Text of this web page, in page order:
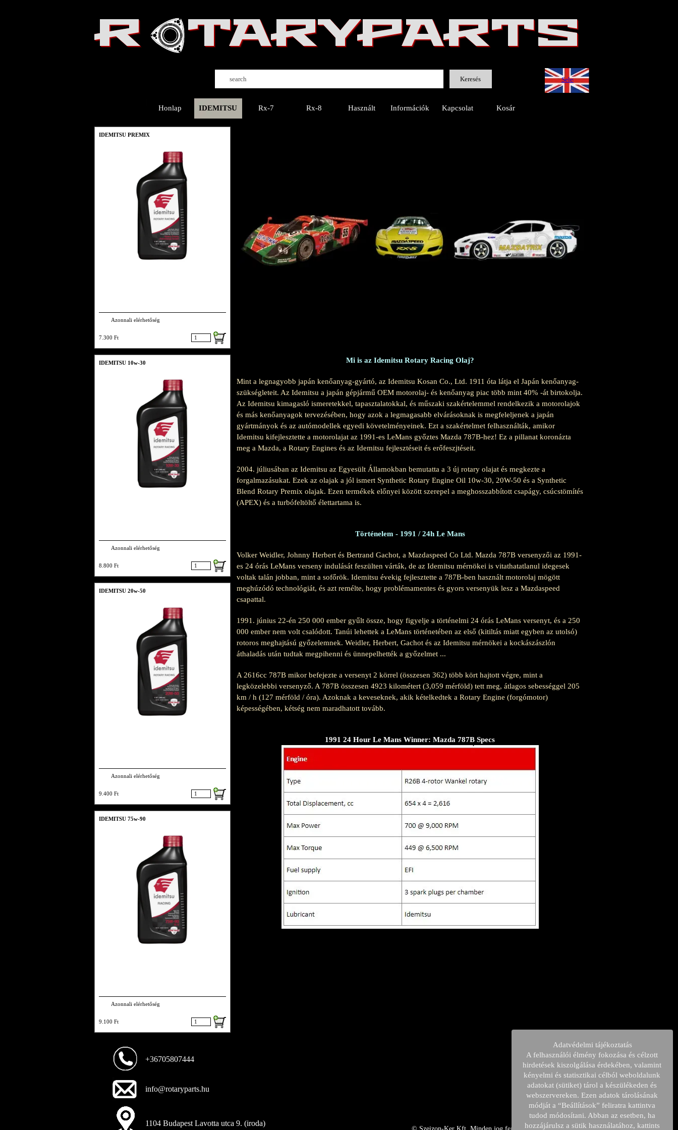
R   TARYPARTS
Keresés
Honlap IDEMITSU Rx-7 Rx-8 Használt Információk Kapcsolat Kosár
Select Language
IDEMITSU PREMIX
Azonnali elérhetőség
7.300 Ft
IDEMITSU 10w-30
Azonnali elérhetőség
8.800 Ft
IDEMITSU 20w-50
Azonnali elérhetőség
9.400 Ft
IDEMITSU 75w-90
Azonnali elérhetőség
9.100 Ft
Mi is az Idemitsu Rotary Racing Olaj?
Mint a legnagyobb japán kenőanyag-gyártó, az Idemitsu Kosan Co., Ltd. 1911 óta látja el Japán kenőanyag-
szükségleteit. Az Idemitsu a japán gépjármű OEM motorolaj- és kenőanyag piac több mint 40% -át birtokolja.
Az Idemitsu kimagasló ismeretekkel, tapasztalatokkal, és műszaki szakértelemmel rendelkezik a motorolajok
és más kenőanyagok tervezésében, hogy azok a legmagasabb elvárásoknak is megfeleljenek a japán
gyártmányok és az autómodellek egyedi követelményeinek. Ezt a szakértelmet felhasználták, amikor
Idemitsu kifejlesztette a motorolajat az 1991-es LeMans győztes Mazda 787B-hez! Ez a pillanat koronázta
meg a Mazda, a Rotary Engines és az Idemitsu fejlesztéseit és erőfeszjtéseit.
2004. júliusában az Idemitsu az Egyesült Államokban bemutatta a 3 új rotary olajat és megkezte a
forgalmazásukat. Ezek az olajak a jól ismert Synthetic Rotary Engine Oil 10w-30, 20W-50 és a Synthetic
Blend Rotary Premix olajak. Ezen termékek előnyei között szerepel a meghosszabbított csapágy, csúcstömítés
(APEX) és a turbófeltöltő élettartama is.
Történelem - 1991 / 24h Le Mans
Volker Weidler, Johnny Herbert és Bertrand Gachot, a Mazdaspeed Co Ltd. Mazda 787B versenyzői az 1991-
es 24 órás LeMans verseny indulását feszülten várták, de az Idemitsu mérnökei is vitathatatlanul idegesek
voltak talán jobban, mint a sofőrök. Idemitsu évekig fejlesztette a 787B-ben használt motorolaj mögött
meghúzódó technológiát, és azt remélte, hogy problémamentes és gyors versenyük lesz a Mazdaspeed
csapattal.
1991. június 22-én 250 000 ember gyűlt össze, hogy figyelje a történelmi 24 órás LeMans versenyt, és a 250
000 ember nem volt csalódott. Tanúi lehettek a LeMans történetében az első (kitiltás miatt egyben az utolsó)
rotoros meghajtású győzelemnek. Weidler, Herbert, Gachot és az Idemitsu mérnökei a kockászászlón
áthaladás után tudtak megpihenni és ünnepelhették a győzelmet ...
A 2616cc 787B mikor befejezte a versenyt 2 körrel (összesen 362) több kört hajtott végre, mint a
legközelebbi versenyző. A 787B összesen 4923 kilométert (3,059 mérföld) tett meg, átlagos sebességgel 205
km / h (127 mérföld / óra). Azoknak a keveseknek, akik kételkedtek a Rotary Engine (forgómotor)
képességében, kétség nem maradhatott tovább.
1991 24 Hour Le Mans Winner: Mazda 787B Specs
+36705807444
info@rotaryparts.hu
1104 Budapest Lavotta utca 9. (iroda)
Adatvédelmi tájékoztatás
A felhasználói élmény fokozása és célzott
hirdetések kiszolgálása érdekében, valamint
kényelmi és statisztikai célból weboldalunk
adatokat (sütiket) tárol a készülékeden és
webszervereken. Ezen adatok tárolásának
módját a “Beállítások” feliratra kattintva
tudod módosítani. Abban az esetben, ha
hozzájárulsz a sütik használatához, kattints